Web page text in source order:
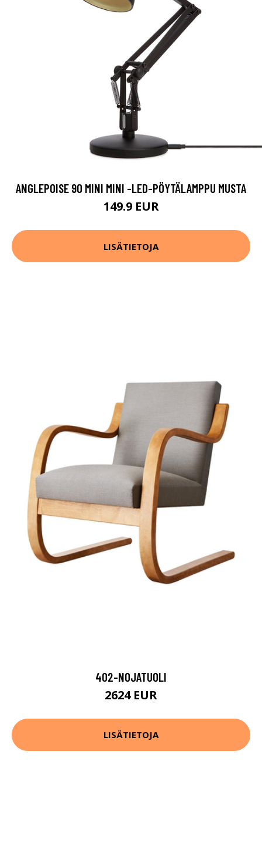
ANGLEPOISE 90 MINI MINI -LED-PÖYTÄLAMPPU MUSTA
149.9 EUR
LISÄTIETOJA
402-NOJATUOLI
2624 EUR
LISÄTIETOJA